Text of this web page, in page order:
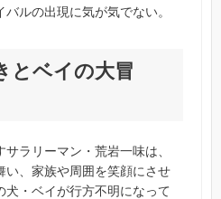
ルの出現に気が気でない。
とベイの大冒
ラリーマン・荒岩一味は、
い、家族や周囲を笑顔にさせ
犬・ベイが行方不明になって